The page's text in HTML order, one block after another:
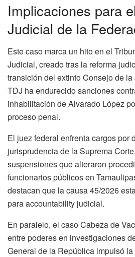
Implicaciones para
Judicial de la
Este caso marca un hito en el
Judicial, creado tras la reforma
transición del extinto Consejo de
TDJ ha endurecido sanciones
inhabilitación de Alvarado López
proceso penal.
El juez federal enfrenta cargos por
jurisprudencia de la Suprema
suspensiones que alteraron
funcionarios públicos en
destacan que la causa 45/2026
para accountability judicial.
En paralelo, el caso Cabeza de
entre poderes en investigaciones
General de la República impulsó